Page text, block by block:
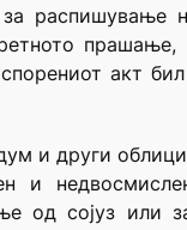
распишување
акт
и други
и
сојуз или